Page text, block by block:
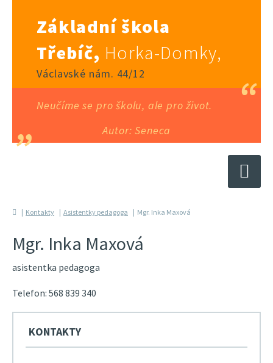
Základní škola
Třebíč, Horka-Domky,
Václavské nám. 44/12
Neučíme se pro školu, ale pro život.
Autor: Seneca
Kontakty Asistentky pedagoga Mgr. Inka Maxová
Mgr. Inka Maxová
asistentka pedagoga
Telefon: 568 839 340
KONTAKTY